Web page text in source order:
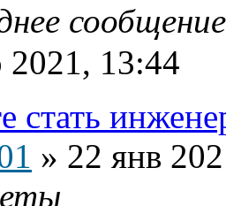
2021, 13:44
стать
» 22 янв